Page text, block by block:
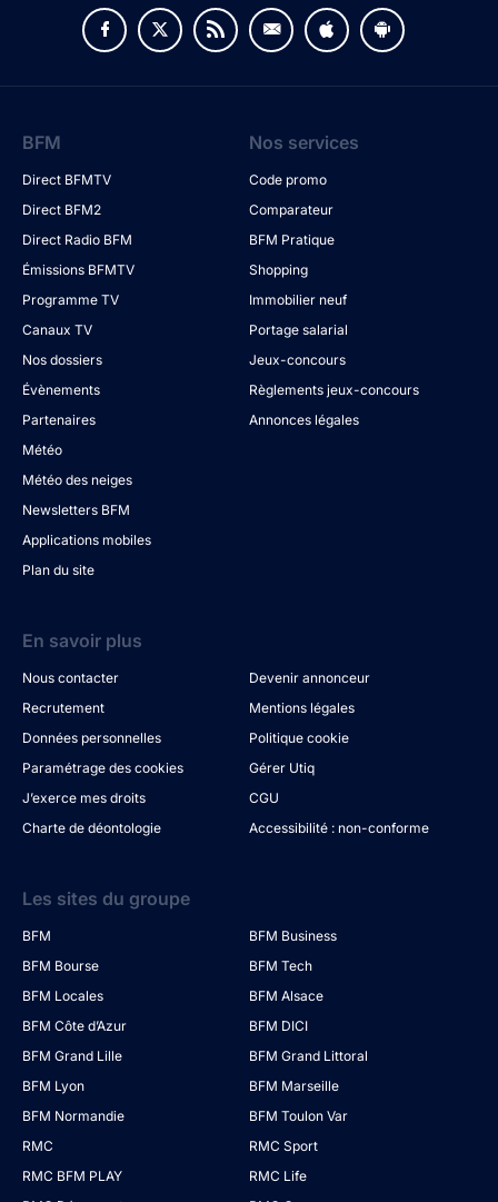
BFM
Direct BFMTV
Direct BFM2
Direct Radio BFM
Émissions BFMTV
Programme TV
Canaux TV
Nos dossiers
Évènements
Partenaires
Météo
Météo des neiges
Newsletters BFM
Applications mobiles
Plan du site
Nos services
Code promo
Comparateur
BFM Pratique
Shopping
Immobilier neuf
Portage salarial
Jeux-concours
Règlements jeux-concours
Annonces légales
En savoir plus
Nous contacter
Devenir annonceur
Recrutement
Mentions légales
Données personnelles
Politique cookie
Paramétrage des cookies
Gérer Utiq
J’exerce mes droits
CGU
Charte de déontologie
Accessibilité : non-conforme
Les sites du groupe
BFM
BFM Business
BFM Bourse
BFM Tech
BFM Locales
BFM Alsace
BFM Côte d’Azur
BFM DICI
BFM Grand Lille
BFM Grand Littoral
BFM Lyon
BFM Marseille
BFM Normandie
BFM Toulon Var
RMC
RMC Sport
RMC BFM PLAY
RMC Life